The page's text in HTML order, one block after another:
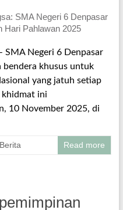
SMA Negeri 6 Denpasar
bendera khusus untuk
yang jatuh setiap
khidmat ini
10 November 2025, di
Berita Read more